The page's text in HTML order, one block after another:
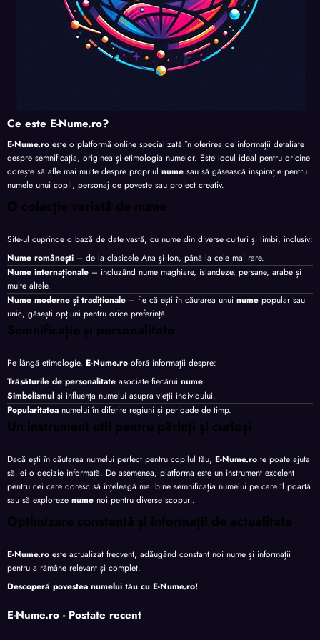
Ce este E-Nume.ro?
E-Nume.ro este o platformă online specializată în oferirea de informații detaliate
despre semnificația, originea și etimologia numelor. Este locul ideal pentru oricine
dorește să afle mai multe despre propriul nume sau să găsească inspirație pentru
numele unui copil, personaj de poveste sau proiect creativ.
O colecție variată de nume
Site-ul cuprinde o bază de date vastă, cu nume din diverse culturi și limbi, inclusiv:
Nume românești – de la clasicele Ana și Ion, până la cele mai rare.
Nume internaționale – incluzând nume maghiare, islandeze, persane, arabe și
multe altele.
Nume moderne și tradiționale – fie că ești în căutarea unui nume popular sau
unic, găsești opțiuni pentru orice preferință.
Semnificație și personalitate
Pe lângă etimologie, E-Nume.ro oferă informații despre:
Trăsăturile de personalitate asociate fiecărui nume.
Simbolismul și influența numelui asupra vieții individului.
Popularitatea numelui în diferite regiuni și perioade de timp.
Un instrument util pentru părinți și curioși
Dacă ești în căutarea numelui perfect pentru copilul tău, E-Nume.ro te poate ajuta
să iei o decizie informată. De asemenea, platforma este un instrument excelent
pentru cei care doresc să înțeleagă mai bine semnificația numelui pe care îl poartă
sau să exploreze nume noi pentru diverse scopuri.
Optimizare constantă și informații de actualitate
E-Nume.ro este actualizat frecvent, adăugând constant noi nume și informații
pentru a rămâne relevant și complet.
Descoperă povestea numelui tău cu E-Nume.ro!
E-Nume.ro - Postate recent